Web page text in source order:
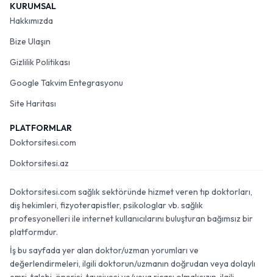
KURUMSAL
Hakkımızda
Bize Ulaşın
Gizlilik Politikası
Google Takvim Entegrasyonu
Site Haritası
PLATFORMLAR
Doktorsitesi.com
Doktorsitesi.az
Doktorsitesi.com sağlık sektöründe hizmet veren tıp doktorları,
diş hekimleri, fizyoterapistler, psikologlar vb. sağlık
profesyonelleri ile internet kullanıcılarını buluşturan bağımsız bir
platformdur.
İş bu sayfada yer alan doktor/uzman yorumları ve
değerlendirmeleri, ilgili doktorun/uzmanın doğrudan veya dolaylı